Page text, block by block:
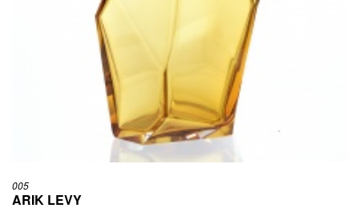
005
ARIK LEVY